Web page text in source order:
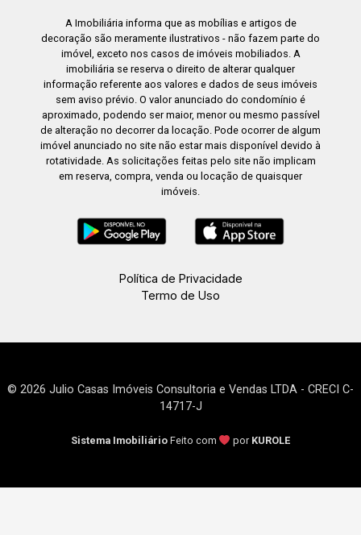
A Imobiliária informa que as mobílias e artigos de
decoração são meramente ilustrativos - não fazem parte do
imóvel, exceto nos casos de imóveis mobiliados. A
imobiliária se reserva o direito de alterar qualquer
informação referente aos valores e dados de seus imóveis
sem aviso prévio. O valor anunciado do condomínio é
aproximado, podendo ser maior, menor ou mesmo passível
de alteração no decorrer da locação. Pode ocorrer de algum
imóvel anunciado no site não estar mais disponível devido à
rotatividade. As solicitações feitas pelo site não implicam
em reserva, compra, venda ou locação de quaisquer
imóveis.
Política de Privacidade
Termo de Uso
© 2026 Julio Casas Imóveis Consultoria e Vendas LTDA - CRECI C-
14717-J
Sistema Imobiliário Feito com por KUROLE